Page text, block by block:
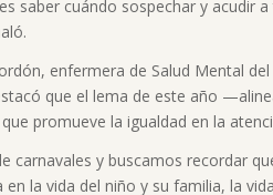
saber cuándo sospechar y acudir
enfermera de Salud Mental
que el lema de este año
promueve la igualdad en la
carnavales y buscamos recordar
la vida del niño y su familia, la